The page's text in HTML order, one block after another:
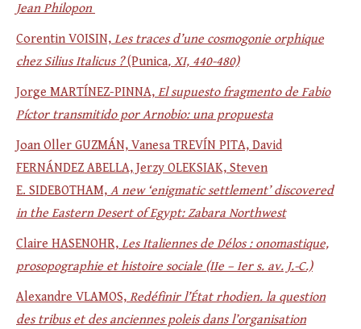
Jean Philopon
Corentin VOISIN, Les traces d’une cosmogonie orphique
chez Silius Italicus ?(Punica, XI, 440-480)
Jorge MARTÍNEZ-PINNA, El supuesto fragmento de Fabio
Píctor transmitido por Arnobio: una propuesta
Joan Oller GUZMÁN, Vanesa TREVÍN PITA, David
FERNÁNDEZ ABELLA, Jerzy OLEKSIAK, Steven
E. SIDEBOTHAM, A new ‘enigmatic settlement’ discovered
in the Eastern Desert of Egypt: Zabara Northwest
Claire HASENOHR, Les Italiennes de Délos : onomastique,
prosopographie et histoire sociale (IIe – Ier s. av. J.-C.)
Alexandre VLAMOS, Redéfinir l’État rhodien. la question
des tribus et des anciennes poleis dans l’organisation